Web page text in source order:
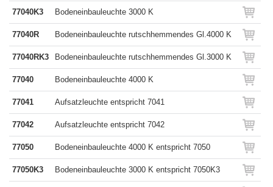
77040K3 Bodeneinbauleuchte 3000 K
77040R Bodeneinbauleuchte rutschhemmendes Gl.4000 K
77040RK3 Bodeneinbauleuchte rutschhemmendes Gl.3000 K
77040 Bodeneinbauleuchte 4000 K
77041 Aufsatzleuchte entspricht 7041
77042 Aufsatzleuchte entspricht 7042
77050 Bodeneinbauleuchte 4000 K entspricht 7050
77050K3 Bodeneinbauleuchte 3000 K entspricht 7050K3